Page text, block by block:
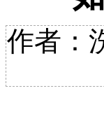
作者：